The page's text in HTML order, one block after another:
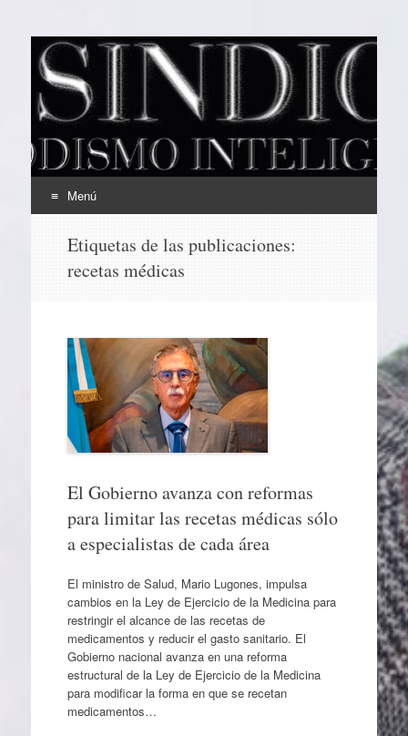
EL SINDICAL
Periodismo Inteligente
Menú
contenido
Etiquetas de las publicaciones:
recetas médicas
El Gobierno avanza con reformas
para limitar las recetas médicas sólo
a especialistas de cada área
El ministro de Salud, Mario Lugones, impulsa
cambios en la Ley de Ejercicio de la Medicina para
restringir el alcance de las recetas de
medicamentos y reducir el gasto sanitario. El
Gobierno nacional avanza en una reforma
estructural de la Ley de Ejercicio de la Medicina
para modificar la forma en que se recetan
medicamentos…